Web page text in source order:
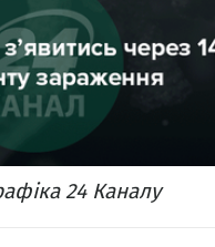
24 Каналу